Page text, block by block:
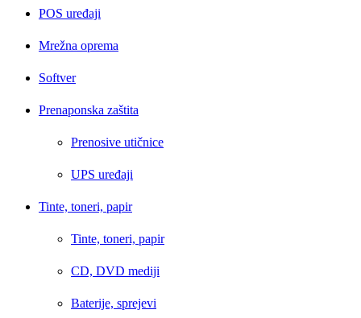
POS uređaji
Mrežna oprema
Softver
Prenaponska zaštita
Prenosive utičnice
UPS uređaji
Tinte, toneri, papir
Tinte, toneri, papir
CD, DVD mediji
Baterije, sprejevi